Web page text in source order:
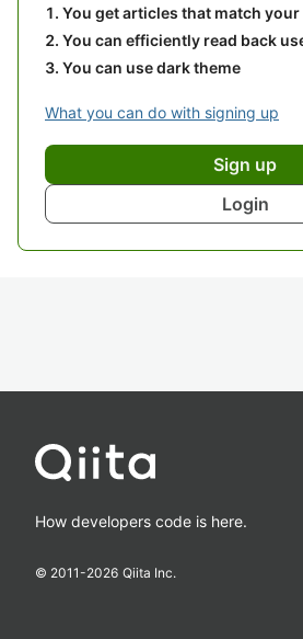
You get articles that match your
You can efficiently read back
You can use dark theme
What you can do with signing up
Sign up
Login
How developers code is here.
© 2011-2026 Qiita Inc.